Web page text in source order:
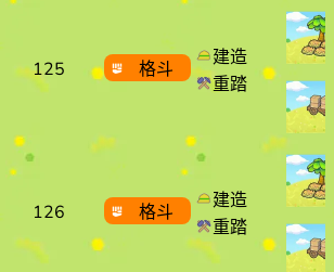
125 格斗
建造
重踏
126 格斗
建造
重踏